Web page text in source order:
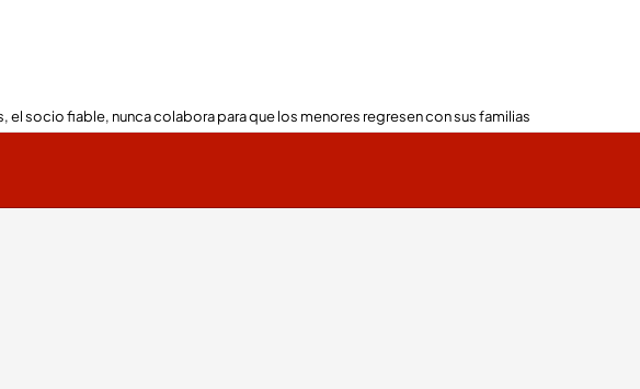
el socio fiable, nunca colabora para que los menores regresen con sus familias